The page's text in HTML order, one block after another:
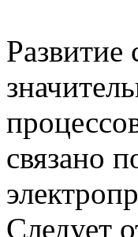
Развитие
связано
Следует